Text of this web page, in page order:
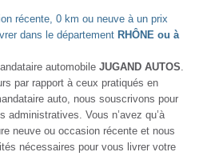
récente, 0 km ou neuve à un prix
dans le département RHÔNE ou à
automobile JUGAND AUTOS
par rapport à ceux pratiqués en
auto, nous souscrivons pour
Vous n’avez qu’à
neuve ou occasion récente et nous
nécessaires pour vous livrer votre